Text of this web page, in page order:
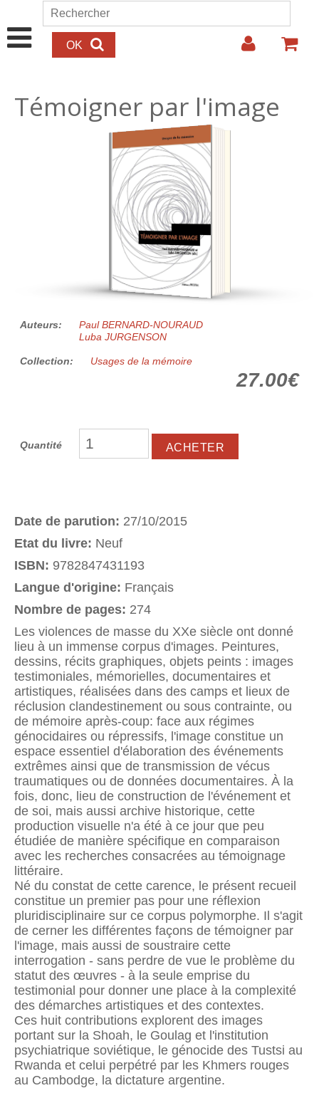
Aller au contenu principal
Formulaire de recherche
Rechercher
Témoigner par l'image
27.00€
Auteurs:
Paul BERNARD-NOURAUD
Luba JURGENSON
Collection: Usages de la mémoire
27.00€
Quantité
Date de parution: 27/10/2015
Etat du livre: Neuf
ISBN: 9782847431193
Langue d'origine: Français
Nombre de pages: 274
Les violences de masse du XXe siècle ont donné
lieu à un immense corpus d'images. Peintures,
dessins, récits graphiques, objets peints : images
testimoniales, mémorielles, documentaires et
artistiques, réalisées dans des camps et lieux de
réclusion clandestinement ou sous contrainte, ou
de mémoire après-coup: face aux régimes
génocidaires ou répressifs, l'image constitue un
espace essentiel d'élaboration des événements
extrêmes ainsi que de transmission de vécus
traumatiques ou de données documentaires. À la
fois, donc, lieu de construction de l'événement et
de soi, mais aussi archive historique, cette
production visuelle n'a été à ce jour que peu
étudiée de manière spécifique en comparaison
avec les recherches consacrées au témoignage
littéraire.
Né du constat de cette carence, le présent recueil
constitue un premier pas pour une réflexion
pluridisciplinaire sur ce corpus polymorphe. Il s'agit
de cerner les différentes façons de témoigner par
l'image, mais aussi de soustraire cette
interrogation - sans perdre de vue le problème du
statut des œuvres - à la seule emprise du
testimonial pour donner une place à la complexité
des démarches artistiques et des contextes.
Ces huit contributions explorent des images
portant sur la Shoah, le Goulag et l'institution
psychiatrique soviétique, le génocide des Tustsi au
Rwanda et celui perpétré par les Khmers rouges
au Cambodge, la dictature argentine.